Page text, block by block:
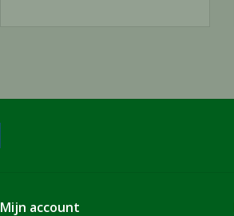
Mijn account